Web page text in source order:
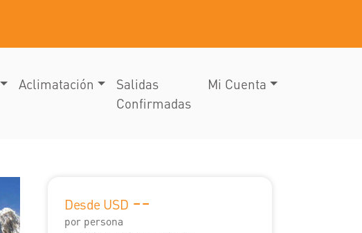
Aclimatación
Salidas
Confirmadas
Mi Cuenta
Desde USD --
por persona